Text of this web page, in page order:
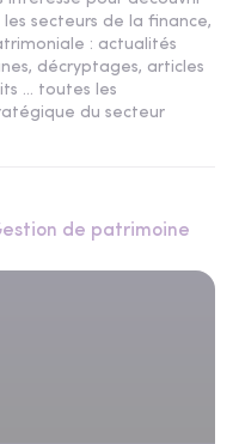
secteurs de la finance,
: actualités
décryptages, articles
... toutes les
du secteur
de patrimoine